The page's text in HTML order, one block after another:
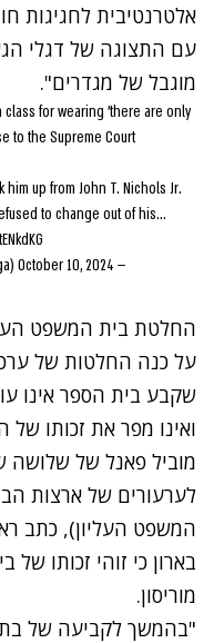
אלטרנטיבית לחגיגות
עם התצוגה של דגלי
מוגבל של מגדרים".
for wearing 'there are only
to the Supreme Court
up from John T. Nichols Jr.
to change out of his…
— Melissa Hallman (@dotconnectinga)
October 10, 2024
החלטת בית המשפט
על כנה החלטות של
שקבע בית הספר אינו
ואינו מפר את זכותו
מוביל פאנל של
לערעורים של ארצות
המשפט העליון), כתב
בארון כי זוהי זכותו
מוריסון.
"בהמשך לקביעה של